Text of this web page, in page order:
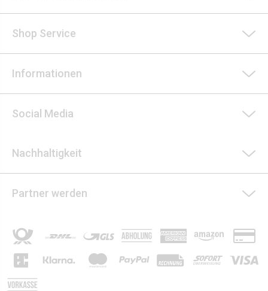
Shop Service
Informationen
Social Media
Nachhaltigkeit
Partner werden